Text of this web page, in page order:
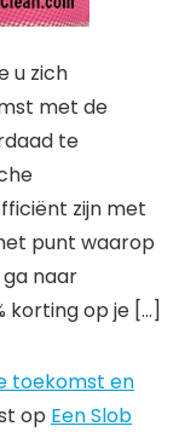
u zich
met de
te
zijn met
punt waarop
naar
​​korting op je […]
toekomst en
op Een Slob